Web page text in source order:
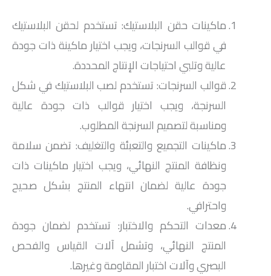
ماكينات حقن البلاستيك: تستخدم لحقن البلاستيك
في قوالب السرنجات، ويجب اختيار ماكينة ذات جودة
عالية وتلبي احتياجات الإنتاج المحددة.
قوالب السرنجات: تستخدم لصب البلاستيك في شكل
السرنجة، ويجب اختيار قوالب ذات جودة عالية
ومناسبة لتصميم السرنجة المطلوب.
ماكينات التجميع والتعبئة والتغليف: تضمن سلامة
ونظافة المنتج النهائي، ويجب اختيار ماكينات ذات
جودة عالية لضمان انتهاء المنتج بشكل صحيح
واحترافي.
معدات التحكم والاختبار: تستخدم لضمان جودة
المنتج النهائي، وتشمل آلات القياس والفحص
البصري وآلات اختبار المقاومة وغيرها.